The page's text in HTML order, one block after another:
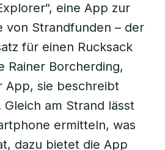
eine App zur
von Strandfunden – der
für einen Rucksack
Rainer Borcherding,
App, sie beschreibt
Gleich am Strand lässt
ermitteln, was
dazu bietet die App